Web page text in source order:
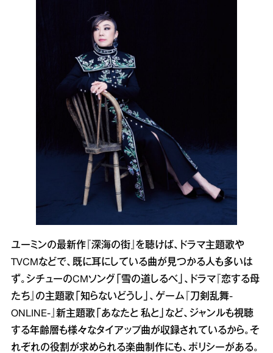
ユーミンの最新作『深海の街』を聴けば、ドラマ主題歌や
TVCMなどで、既に耳にしている曲が見つかる人も多いは
ず。シチューのCMソング「雪の道しるべ」、ドラマ『恋する母
たち』の主題歌「知らないどうし」、ゲーム『刀剣乱舞-
ONLINE-』新主題歌「あなたと 私と」など、ジャンルも視聴
する年齢層も様々なタイアップ曲が収録されているから。そ
れぞれの役割が求められる楽曲制作にも、ポリシーがある。